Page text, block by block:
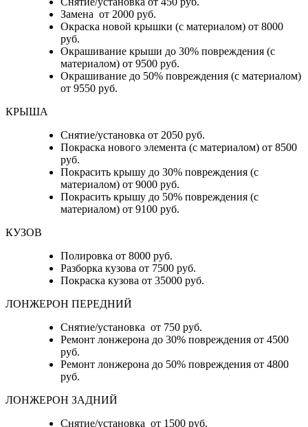
Замена от 2000 руб.
Окраска новой крышки (с материалом) от 8000
руб.
Окрашивание крыши до 30% повреждения (с
материалом) от 9500 руб.
Окрашивание до 50% повреждения (с материалом)
от 9550 руб.
КРЫША
Снятие/установка от 2050 руб.
Покраска нового элемента (с материалом) от 8500
руб.
Покрасить крышу до 30% повреждения (с
материалом) от 9000 руб.
Покрасить крышу до 50% повреждения (с
материалом) от 9100 руб.
КУЗОВ
Полировка от 8000 руб.
Разборка кузова от 7500 руб.
Покраска кузова от 35000 руб.
ЛОНЖЕРОН ПЕРЕДНИЙ
Снятие/установка от 750 руб.
Ремонт лонжерона до 30% повреждения от 4500
руб.
Ремонт лонжерона до 50% повреждения от 4800
руб.
ЛОНЖЕРОН ЗАДНИЙ
Снятие/установка от 1500 руб.